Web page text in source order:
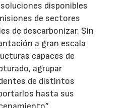
disponibles
de sectores
de descarbonizar. Sin
a gran escala
capaces de
agrupar
de distintos
hasta sus